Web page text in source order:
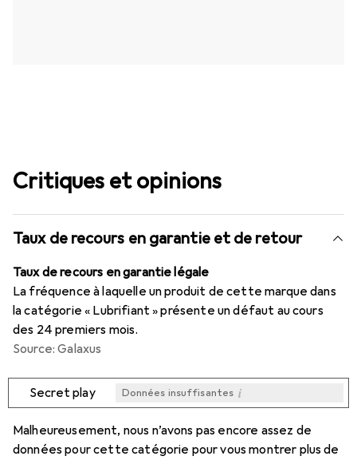
Critiques et opinions
Taux de recours en garantie et de retour
Taux de recours en garantie légale
La fréquence à laquelle un produit de cette marque dans
la catégorie « Lubrifiant » présente un défaut au cours
des 24 premiers mois.
Source: Galaxus
Secret play Données insuffisantes i
Malheureusement, nous n’avons pas encore assez de
données pour cette catégorie pour vous montrer plus de